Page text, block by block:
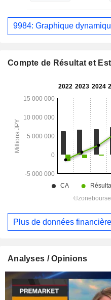
9984: Graphique
Compte de Résultat et
Plus de données
Analyses / Opinions